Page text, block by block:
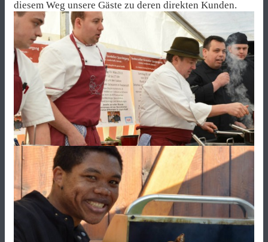
diesem Weg unsere Gäste zu deren direkten Kunden.